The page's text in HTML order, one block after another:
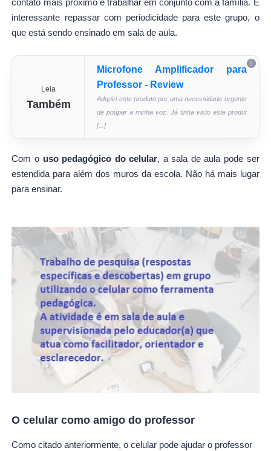
contato mais próximo e trabalhar em conjunto com a família. É
interessante repassar com periodicidade para este grupo, o
que está sendo ensinado em sala de aula.
Leia
Também
Microfone Amplificador para
Professor - Review
Adquiri este produto por uma necessidade urgente
de poupar a minha voz. Já tinha visto este produt
[...]
Com o uso pedagógico do celular, a sala de aula pode ser
estendida para além dos muros da escola. Não há mais lugar
para ensinar.
O celular como amigo do professor
Como citado anteriormente, o celular pode ajudar o professor